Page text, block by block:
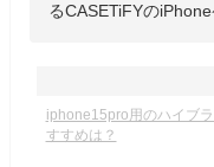
るCASETiFYの
iphone15pro用のハイブ
すすめは？